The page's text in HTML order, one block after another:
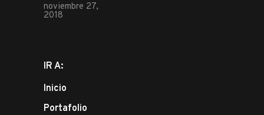
noviembre 27,
2018
IR A:
Inicio
Portafolio